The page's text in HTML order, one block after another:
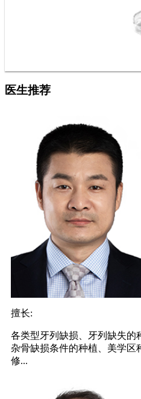
医生推荐
擅长:
各类型牙列缺损、牙列缺失的
杂骨缺损条件的种植、美学区
修...